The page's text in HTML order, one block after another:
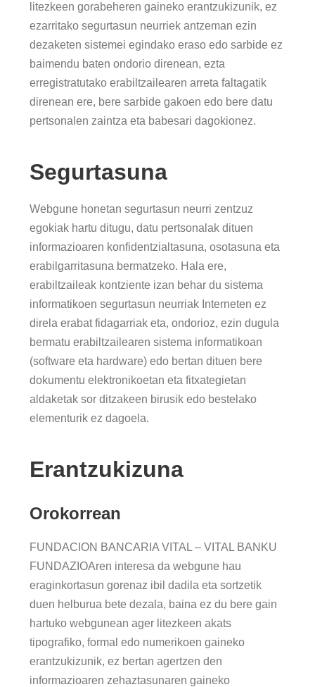
litezkeen gorabeheren gaineko erantzukizunik, ez
ezarritako segurtasun neurriek antzeman ezin
dezaketen sistemei egindako eraso edo sarbide ez
baimendu baten ondorio direnean, ezta
erregistratutako erabiltzailearen arreta faltagatik
direnean ere, bere sarbide gakoen edo bere datu
pertsonalen zaintza eta babesari dagokionez.
Segurtasuna
Webgune honetan segurtasun neurri zentzuz
egokiak hartu ditugu, datu pertsonalak dituen
informazioaren konfidentzialtasuna, osotasuna eta
erabilgarritasuna bermatzeko. Hala ere,
erabiltzaileak kontziente izan behar du sistema
informatikoen segurtasun neurriak Interneten ez
direla erabat fidagarriak eta, ondorioz, ezin dugula
bermatu erabiltzailearen sistema informatikoan
(software eta hardware) edo bertan dituen bere
dokumentu elektronikoetan eta fitxategietan
aldaketak sor ditzakeen birusik edo bestelako
elementurik ez dagoela.
Erantzukizuna
Orokorrean
FUNDACION BANCARIA VITAL – VITAL BANKU
FUNDAZIOAren interesa da webgune hau
eraginkortasun gorenaz ibil dadila eta sortzetik
duen helburua bete dezala, baina ez du bere gain
hartuko webgunean ager litezkeen akats
tipografiko, formal edo numerikoen gaineko
erantzukizunik, ez bertan agertzen den
informazioaren zehaztasunaren gaineko